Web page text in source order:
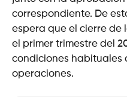
correspondiente. De
espera que el cierre de
el primer trimestre del
condiciones habituales
operaciones.